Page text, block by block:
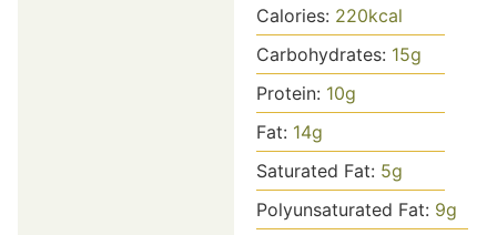
Calories: 220kcal
Carbohydrates: 15g
Protein: 10g
Fat: 14g
Saturated Fat: 5g
Polyunsaturated Fat: 9g